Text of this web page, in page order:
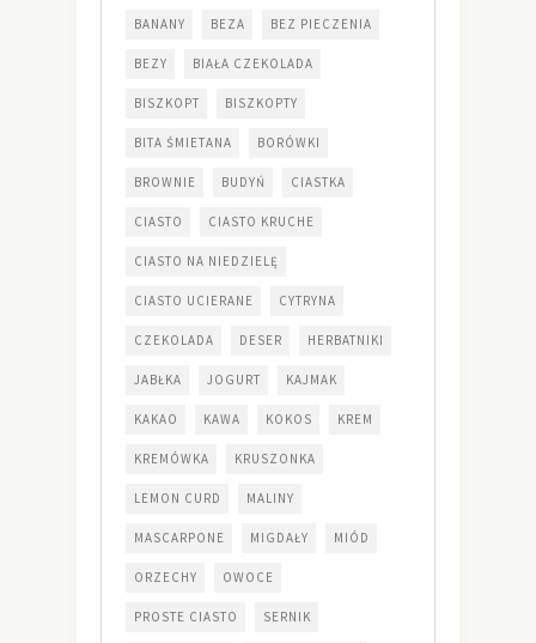
BANANY BEZA BEZ PIECZENIA
BEZY BIAŁA CZEKOLADA
BISZKOPT BISZKOPTY
BITA ŚMIETANA BORÓWKI
BROWNIE BUDYŃ CIASTKA
CIASTO CIASTO KRUCHE
CIASTO NA NIEDZIELĘ
CIASTO UCIERANE CYTRYNA
CZEKOLADA DESER HERBATNIKI
JABŁKA JOGURT KAJMAK
KAKAO KAWA KOKOS KREM
KREMÓWKA KRUSZONKA
LEMON CURD MALINY
MASCARPONE MIGDAŁY MIÓD
ORZECHY OWOCE
PROSTE CIASTO SERNIK